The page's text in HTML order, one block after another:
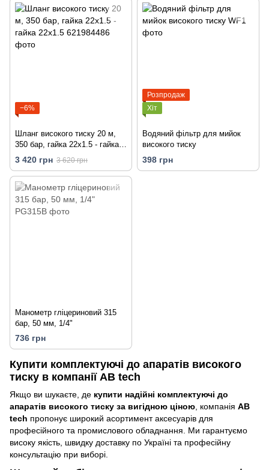
−6%
Шланг високого тиску 20 м,
350 бар, гайка 22х1.5 - гайка
22х1.5
3 420 грн 3 620 грн
Розпродаж
Хіт
Водяний фільтр для мийок
високого тиску
398 грн
Манометр гліцериновий 315
бар, 50 мм, 1/4"
736 грн
Купити комплектуючі до апаратів високого
тиску в компанії AB tech
Якщо ви шукаєте, де купити надійні комплектуючі до
апаратів високого тиску за вигідною ціною , компанія AB
tech пропонує широкий асортимент аксесуарів для
професійного та промислового обладнання. Ми гарантуємо
високу якість, швидку доставку по Україні та професійну
консультацію при виборі.